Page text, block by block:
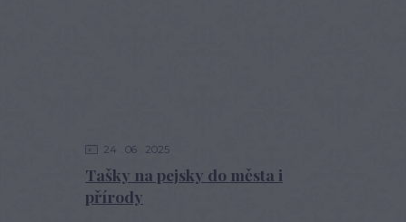
Tašky na pejsky do města i
přírody
24 06 2025